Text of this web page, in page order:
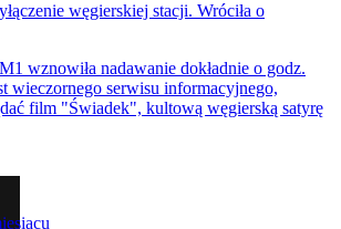
węgierskiej stacji. Wróciła o
wznowiła nadawanie dokładnie o godz.
wieczornego serwisu informacyjnego,
film "Świadek", kultową węgierską satyrę